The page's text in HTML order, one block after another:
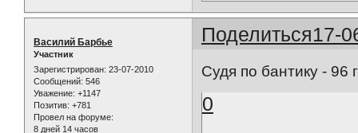
Поделиться17-
Василий Барбье
Участник
Зарегистрирован: 23-07-2010
Сообщений: 546
Уважение: +1147
Позитив: +781
Провел на форуме:
8 дней 14 часов
Судя по бантику - 96
0